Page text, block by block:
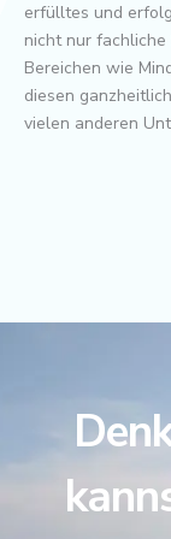
erfülltes und
nicht nur
Bereichen wie
diesen
vielen anderen